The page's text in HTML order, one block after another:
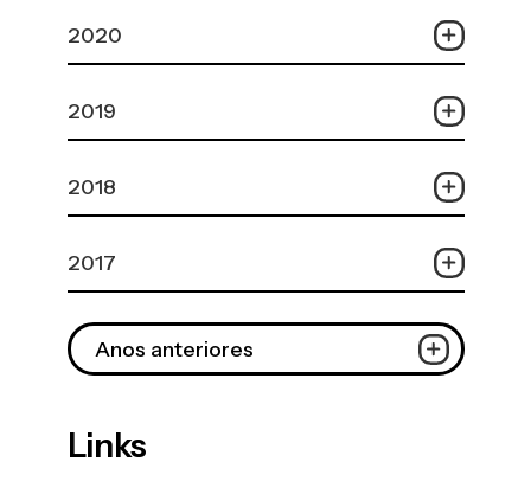
2020
2019
2018
2017
Anos anteriores
Links